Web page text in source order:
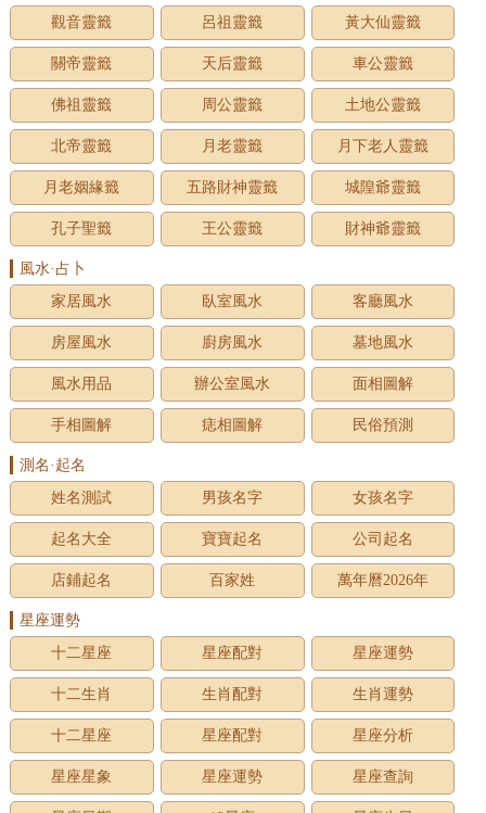
觀音靈籤
呂祖靈籤 黃大仙靈籤
關帝靈籤 天后靈籤 車公靈籤
佛祖靈籤 周公靈籤 土地公靈籤
北帝靈籤 月老靈籤 月下老人靈籤
月老姻緣籤 五路財神靈籤 城隍爺靈籤
孔子聖籤 王公靈籤 財神爺靈籤
風水·占卜
家居風水
臥室風水 客廳風水
房屋風水 廚房風水 墓地風水
風水用品 辦公室風水 面相圖解
手相圖解 痣相圖解 民俗預測
測名·起名
姓名測試
男孩名字 女孩名字
起名大全 寶寶起名 公司起名
店鋪起名 百家姓 萬年曆2026年
星座運勢
十二星座
星座配對 星座運勢
十二生肖 生肖配對 生肖運勢
十二星座 星座配對 星座分析
星座星象 星座運勢 星座查詢